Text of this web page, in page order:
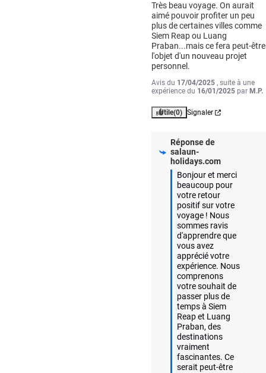
Très beau voyage. On aurait
aimé pouvoir profiter un peu
plus de certaines villes comme
Siem Reap ou Luang
Praban...mais ce fera peut-être
l'objet d'un nouveau projet
personnel.
Avis du 17/04/2025 , suite à une
expérience du 16/01/2025 par M.P.
Utile(0) Signaler
Réponse de
salaun-
holidays.com
Bonjour et merci
beaucoup pour
votre retour
positif sur votre
voyage ! Nous
sommes ravis
d'apprendre que
vous avez
apprécié votre
expérience. Nous
comprenons
votre souhait de
passer plus de
temps à Siem
Reap et Luang
Praban, des
destinations
vraiment
fascinantes. Ce
serait peut-être